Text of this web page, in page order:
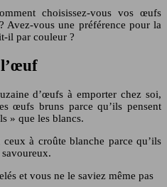
choisissez-vous vos œufs
Avez-vous une préférence pour la
il par couleur ?
d’œufs à emporter chez soi,
œufs bruns parce qu’ils pensent
» que les blancs.
à croûte blanche parce qu’ils
et vous ne le saviez même pas